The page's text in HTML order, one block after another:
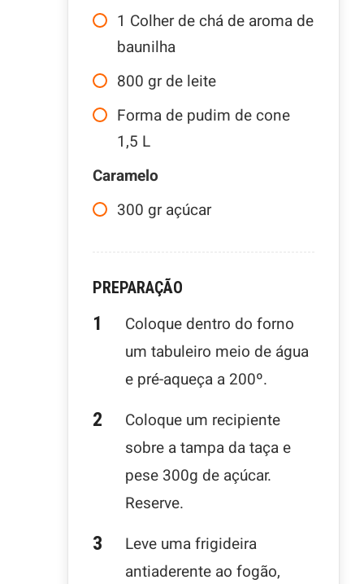
1 Colher de chá de aroma de
baunilha
800 gr de leite
Forma de pudim de cone
1,5 L
Caramelo
300 gr açúcar
PREPARAÇÃO
Coloque dentro do forno
um tabuleiro meio de água
e pré-aqueça a 200º.
Coloque um recipiente
sobre a tampa da taça e
pese 300g de açúcar.
Reserve.
Leve uma frigideira
antiaderente ao fogão,